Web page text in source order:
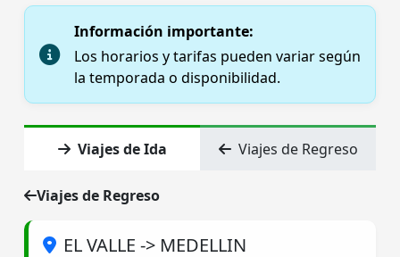
Información importante:
Los horarios y tarifas pueden variar según
la temporada o disponibilidad.
Viajes de Ida Viajes de Regreso
Viajes de Regreso
EL VALLE -> MEDELLIN